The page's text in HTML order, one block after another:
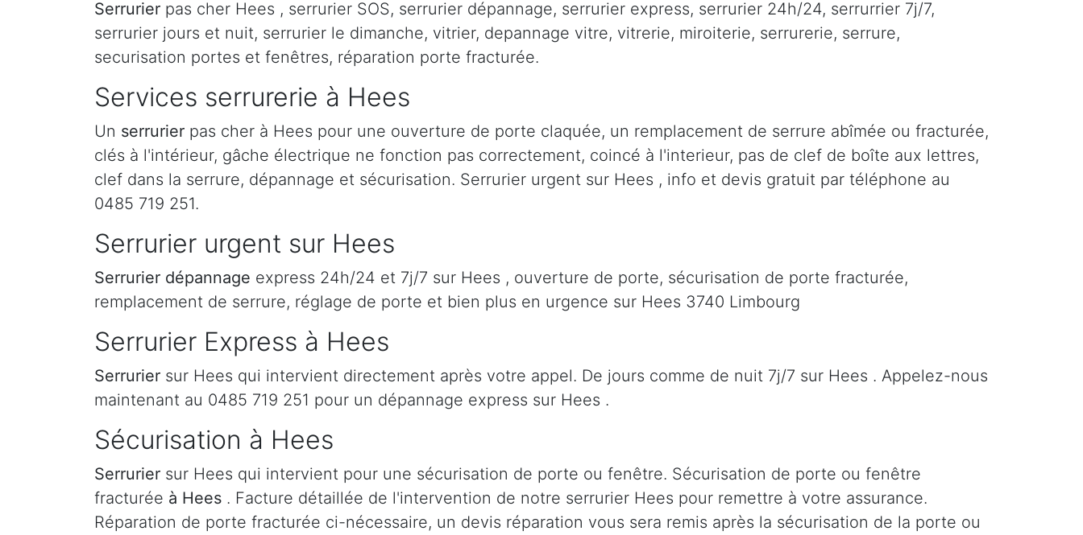
Serrurier pas cher Hees , serrurier SOS, serrurier dépannage, serrurier express, serrurier 24h/24, serrurrier 7j/7,
serrurier jours et nuit, serrurier le dimanche, vitrier, depannage vitre, vitrerie, miroiterie, serrurerie, serrure,
securisation portes et fenêtres, réparation porte fracturée.
Services serrurerie à Hees
Un serrurier pas cher à Hees pour une ouverture de porte claquée, un remplacement de serrure abîmée ou fracturée,
clés à l'intérieur, gâche électrique ne fonction pas correctement, coincé à l'interieur, pas de clef de boîte aux lettres,
clef dans la serrure, dépannage et sécurisation. Serrurier urgent sur Hees , info et devis gratuit par téléphone au
0485 719 251.
Serrurier urgent sur Hees
Serrurier dépannage express 24h/24 et 7j/7 sur Hees , ouverture de porte, sécurisation de porte fracturée,
remplacement de serrure, réglage de porte et bien plus en urgence sur Hees 3740 Limbourg
Serrurier Express à Hees
Serrurier sur Hees qui intervient directement après votre appel. De jours comme de nuit 7j/7 sur Hees . Appelez-nous
maintenant au 0485 719 251 pour un dépannage express sur Hees .
Sécurisation à Hees
Serrurier sur Hees qui intervient pour une sécurisation de porte ou fenêtre. Sécurisation de porte ou fenêtre
fracturée à Hees . Facture détaillée de l'intervention de notre serrurier Hees pour remettre à votre assurance.
Réparation de porte fracturée ci-nécessaire, un devis réparation vous sera remis après la sécurisation de la porte ou